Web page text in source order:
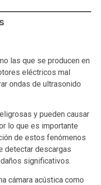
las que se producen en
eléctricos mal
ondas de ultrasonido
y pueden causar
lo que es importante
de estos fenómenos
detectar descargas
significativos.
cámara acústica como